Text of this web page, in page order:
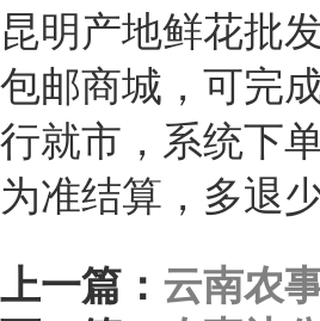
昆明产地鲜花批
包邮商城，可完
行就市，系统下
为准结算，多退
上一篇： 云南农